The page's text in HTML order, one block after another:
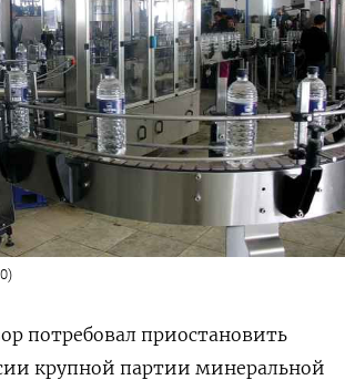
потребовал приостановить
крупной партии минеральной